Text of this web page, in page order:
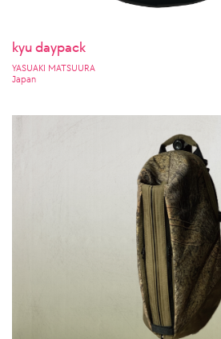
kyu daypack
YASUAKI MATSUURA
Japan